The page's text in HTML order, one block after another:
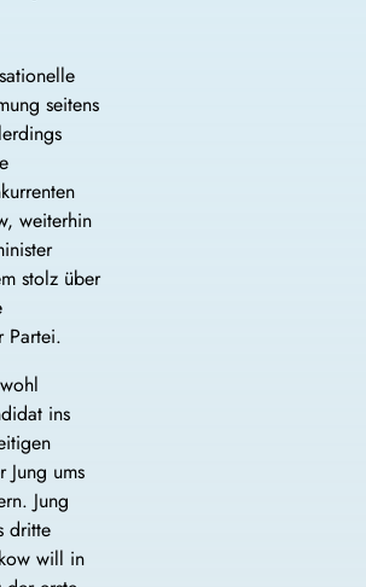
seitens
weiterhin
stolz über
Partei.
ins
Jung ums
Jung
dritte
will in